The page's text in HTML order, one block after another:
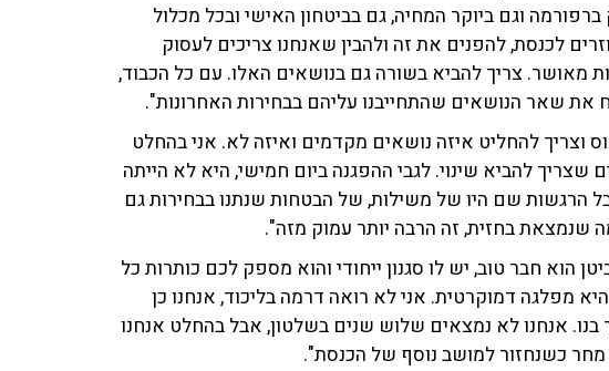
וגם ביוקר המחיה, גם בביטחון האישי ובכל מכלול
לכנסת, להפנים את זה ולהבין שאנחנו צריכים לעסוק
מאושר. צריך להביא בשורה גם בנושאים האלו. עם כל הכבוד,
את שאר הנושאים שהתחייבנו עליהם בבחירות האחרונות".
וצריך להחליט איזה נושאים מקדמים ואיזה לא. אני בהחלט
להביא שינוי. לגבי ההפגנה ביום חמישי, היא לא הייתה
הרגשות שם היו של משילות, של הבטחות שנתנו בבחירות גם
שנמצאת בחזית, זה הרבה יותר עמוק מזה".
הוא חבר טוב, יש לו סגנון ייחודי והוא מספק לכם כותרות כל
מפלגה דמוקרטית. אני לא רואה דרמה בליכוד, אנחנו כן
אנחנו לא נמצאים שלוש שנים בשלטון, אבל בהחלט אנחנו
מחר כשנחזור למושב נוסף של הכנסת".